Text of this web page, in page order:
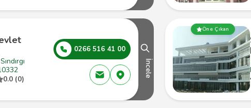
0.0 (0)
0266 516 41 00
İncele
Öne Çıkan